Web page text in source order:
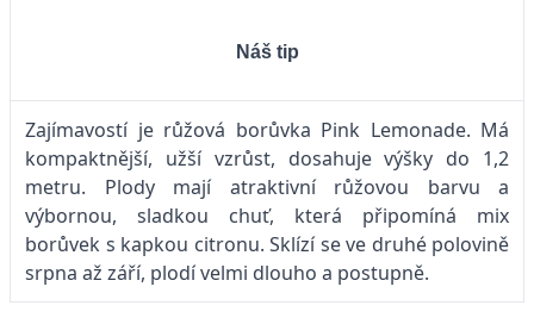
Náš tip
Zajímavostí je růžová borůvka Pink Lemonade. Má
kompaktnější, užší vzrůst, dosahuje výšky do 1,2
metru. Plody mají atraktivní růžovou barvu a
výbornou, sladkou chuť, která připomíná mix
borůvek s kapkou citronu. Sklízí se ve druhé polovině
srpna až září, plodí velmi dlouho a postupně.